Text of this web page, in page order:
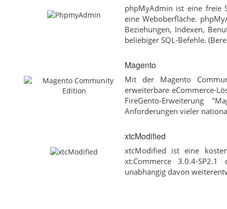
phpMyAdmin ist eine freie
eine Weboberfläche.
Beziehungen, Indexen,
beliebiger SQL-Befehle.
Magento
Mit der Magento
erweiterbare eCommerce-
FireGento-Erweiterung
Anforderungen vieler
xtcModified
xtcModified ist eine
xt:Commerce 3.0.4-
unabhängig davon